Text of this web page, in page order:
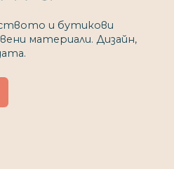
и бутикови
материали. Дизайн,